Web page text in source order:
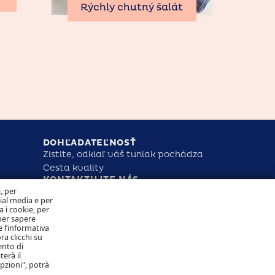
per
media e per
i cookie, per
sapere
clicchi su
di
il
potrà
Rýchly chutný šalát
DOHĽADATEĽNOSŤ
Zistite, odkiaľ váš tuniak pochádza
Cesta kvality
KONTAKTUJTE NÁS
OSOBNÝCH ÚDAJOV
Sledujte nás